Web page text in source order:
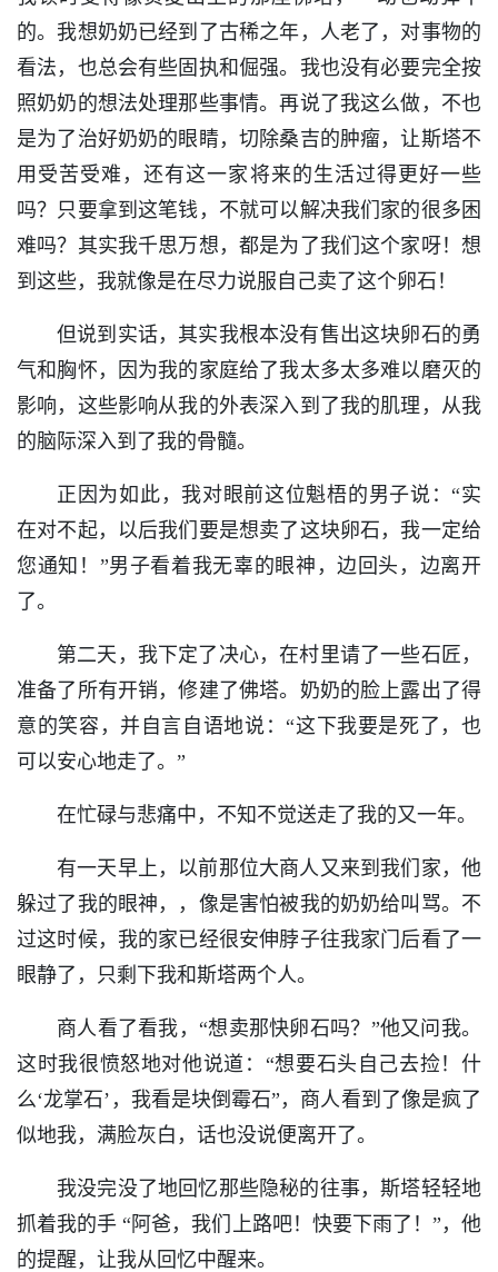
的。我想奶奶已经到了古稀之年，人老了，对事物的
看法，也总会有些固执和倔强。我也没有必要完全按
照奶奶的想法处理那些事情。再说了我这么做，不也
是为了治好奶奶的眼睛，切除桑吉的肿瘤，让斯塔不
用受苦受难，还有这一家将来的生活过得更好一些
吗？只要拿到这笔钱，不就可以解决我们家的很多困
难吗？其实我千思万想，都是为了我们这个家呀！想
到这些，我就像是在尽力说服自己卖了这个卵石！
但说到实话，其实我根本没有售出这块卵石的勇
气和胸怀，因为我的家庭给了我太多太多难以磨灭的
影响，这些影响从我的外表深入到了我的肌理，从我
的脑际深入到了我的骨髓。
正因为如此，我对眼前这位魁梧的男子说：“实
在对不起，以后我们要是想卖了这块卵石，我一定给
您通知！”男子看着我无辜的眼神，边回头，边离开
了。
第二天，我下定了决心，在村里请了一些石匠，
准备了所有开销，修建了佛塔。奶奶的脸上露出了得
意的笑容，并自言自语地说：“这下我要是死了，也
可以安心地走了。”
在忙碌与悲痛中，不知不觉送走了我的又一年。
有一天早上，以前那位大商人又来到我们家，他
躲过了我的眼神，，像是害怕被我的奶奶给叫骂。不
过这时候，我的家已经很安伸脖子往我家门后看了一
眼静了，只剩下我和斯塔两个人。
商人看了看我，“想卖那快卵石吗？”他又问我。
这时我很愤怒地对他说道：“想要石头自己去捡！什
么‘龙掌石’，我看是块倒霉石”，商人看到了像是疯了
似地我，满脸灰白，话也没说便离开了。
我没完没了地回忆那些隐秘的往事，斯塔轻轻地
抓着我的手 “阿爸，我们上路吧！快要下雨了！”，他
的提醒，让我从回忆中醒来。